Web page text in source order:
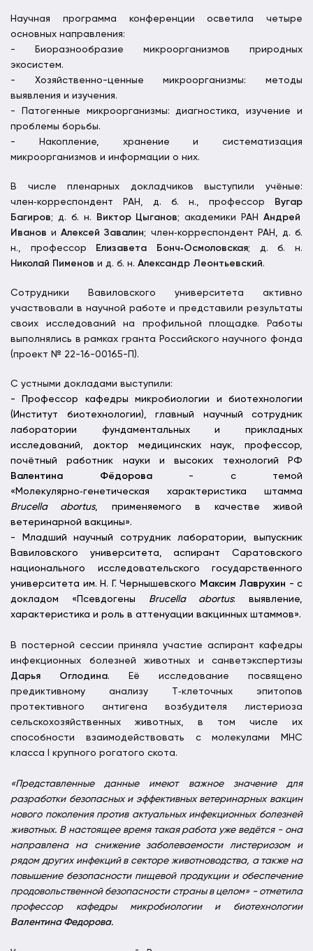
Научная программа конференции осветила четыре
основных направления:
- Биоразнообразие микроорганизмов природных
экосистем.
- Хозяйственно-ценные микроорганизмы: методы
выявления и изучения.
- Патогенные микроорганизмы: диагностика, изучение и
проблемы борьбы.
- Накопление, хранение и систематизация
микроорганизмов и информации о них.
В числе пленарных докладчиков выступили учёные:
член‑корреспондент РАН, д. б. н., профессор
Вугар
Багиров; д. б. н. Виктор Цыганов; академики РАНАндрей
Иванов иАлексей Завалин; член‑корреспондент РАН, д. б.
н., профессор
Елизавета Бонч‑Осмоловская; д. б. н.
Николай Пименов и д. б. н. Александр Леонтьевский.
Сотрудники Вавиловского университета активно
участвовали в научной работе и представили результаты
своих исследований на профильной площадке. Работы
выполнялись в рамках гранта Российского научного фонда
(проект № 22-16-00165-П).
С устными докладами выступили:
- Профессор кафедры микробиологии и биотехнологии
(Институт биотехнологии), главный научный сотрудник
лаборатории фундаментальных и прикладных
исследований, доктор медицинских наук, профессор,
почётный работник науки и высоких технологий РФ
Валентина Фёдорова- с темой
«Молекулярно‑генетическая характеристика штамма
Brucella abortus, применяемого в качестве живой
ветеринарной вакцины».
- Младший научный сотрудник лаборатории, выпускник
Вавиловского университета, аспирант Саратовского
национального исследовательского государственного
университета им. Н. Г. Чернышевского Максим Лаврухин - с
докладом «Псевдогены Brucella abortus: выявление,
характеристика и роль в аттенуации вакцинных штаммов».
В постерной сессии приняла участие аспирант кафедры
инфекционных болезней животных и санветэкспертизы
Дарья Оглодина. Её исследование посвящено
предиктивному анализу Т‑клеточных эпитопов
протективного антигена возбудителя листериоза
сельскохозяйственных животных, в том числе их
способности взаимодействовать с молекулами МНС
класса I крупного рогатого скота.
«Представленные данные имеют важное значение для
разработки безопасных и эффективных ветеринарных вакцин
нового поколения против актуальных инфекционных болезней
животных. В настоящее время такая работа уже ведётся - она
направлена на снижение заболеваемости листериозом и
рядом других инфекций в секторе животноводства, а также на
повышение безопасности пищевой продукции и обеспечение
продовольственной безопасности страны в целом» - отметила
профессор кафедры микробиологии и биотехнологии
Валентина Федорова.